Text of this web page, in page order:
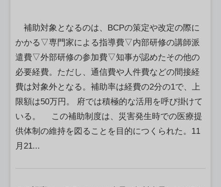
補助対象となるのは、BCPの策定や改定の際に
かかる▽専門家による指導費▽内部研修の講師派
遣費▽外部研修の参加費▽知事が認めたその他の
必要経費。ただし、通信費や人件費などの間接経
費は対象外となる。補助率は経費の2分の1で、上
限額は50万円。 府では積極的な活用を呼び掛けて
いる。 この補助制度は、災害発生時での医療提
供体制の維持を図ることを目的につくられた。11
月21...